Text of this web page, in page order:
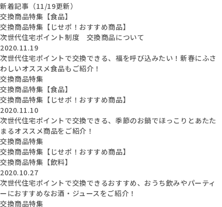
新着記事（11/19更新）
交換商品特集【食品】
交換商品特集【じせポ！おすすめ商品】
次世代住宅ポイント制度 交換商品について
2020.11.19
次世代住宅ポイントで交換できる、福を呼び込みたい！新春にふさ
わしいオススメ食品もご紹介！
交換商品特集
交換商品特集【食品】
交換商品特集【じせポ！おすすめ商品】
2020.11.10
次世代住宅ポイントで交換できる、季節のお鍋でほっこりとあたた
まるオススメ商品をご紹介！
交換商品特集
交換商品特集【じせポ！おすすめ商品】
交換商品特集【飲料】
2020.10.27
次世代住宅ポイントで交換できるおすすめ、おうち飲みやパーティ
ーにおすすめなお酒・ジュースをご紹介！
交換商品特集